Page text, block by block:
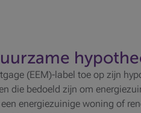
(EEM)-label toe op zijn
die bedoeld zijn om
energiezuinige woning of